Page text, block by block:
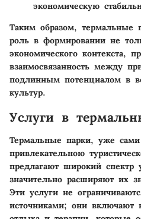
экономическую
Таким образом, термальные
роль в формировании не
экономического контекста,
взаимосвязанность между
подлинным потенциалом в
культур.
Услуги в
Термальные парки, уже
привлекательною
предлагают широкий спектр
значительно расширяют их
Эти услуги не
источниками; они включают